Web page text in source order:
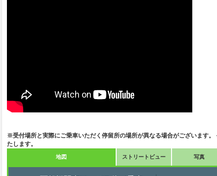
※受付場所と実際にご乗車いただく停留所の場所が異なる場合がございます
たします。
地図 ストリートビュー 写真